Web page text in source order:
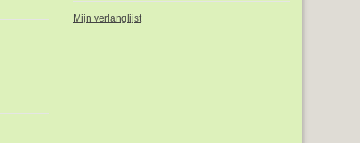
Mijn verlanglijst